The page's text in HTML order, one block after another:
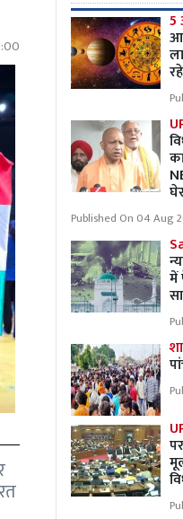
5
Published On 04 Aug
में